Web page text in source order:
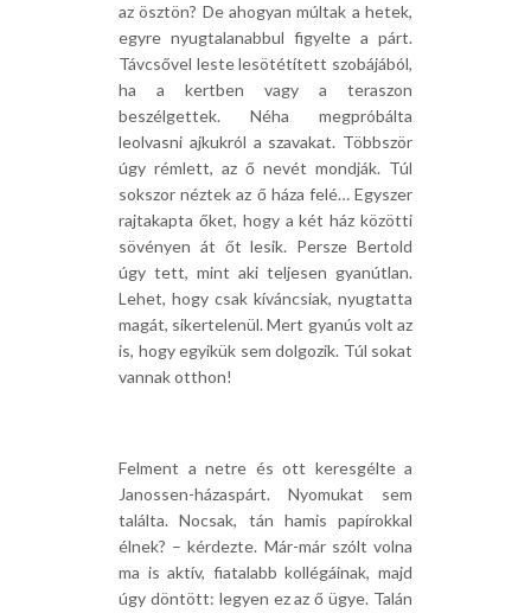
az ösztön? De ahogyan múltak a hetek,
egyre nyugtalanabbul figyelte a párt.
Távcsővel leste lesötétített szobájából,
ha a kertben vagy a teraszon
beszélgettek. Néha megpróbálta
leolvasni ajkukról a szavakat. Többször
úgy rémlett, az ő nevét mondják. Túl
sokszor néztek az ő háza felé… Egyszer
rajtakapta őket, hogy a két ház közötti
sövényen át őt lesik. Persze Bertold
úgy tett, mint aki teljesen gyanútlan.
Lehet, hogy csak kíváncsiak, nyugtatta
magát, sikertelenül. Mert gyanús volt az
is, hogy egyikük sem dolgozik. Túl sokat
vannak otthon!
Felment a netre és ott keresgélte a
Janossen-házaspárt. Nyomukat sem
találta. Nocsak, tán hamis papírokkal
élnek? – kérdezte. Már-már szólt volna
ma is aktív, fiatalabb kollégáinak, majd
úgy döntött: legyen ez az ő ügye. Talán